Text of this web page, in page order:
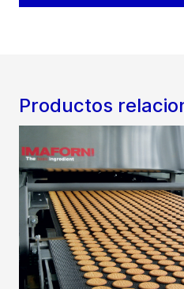
Productos